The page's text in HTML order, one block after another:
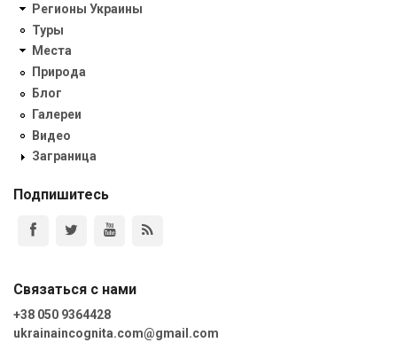
Регионы Украины
Туры
Места
Природа
Блог
Галереи
Видео
Заграница
Подпишитесь
Связаться с нами
+38 050 9364428
ukrainaincognita.com@gmail.com